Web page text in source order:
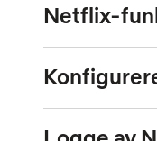
Netflix-